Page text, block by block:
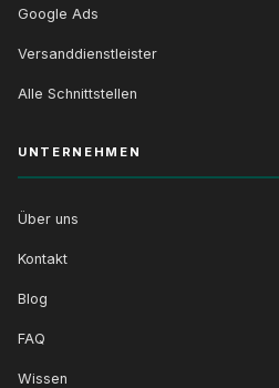
Google Ads
Versanddienstleister
Alle Schnittstellen
UNTERNEHMEN
Über uns
Kontakt
Blog
FAQ
Wissen